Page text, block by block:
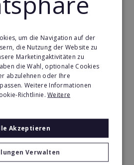
Merken
um die Navigation auf der
die Nutzung der Website zu
Marketingaktivitäten zu
die Wahl, optionale Cookies
abzulehnen oder Ihre
Weitere Informationen
Richtlinie.Weitere
Akzeptieren
Verwalten